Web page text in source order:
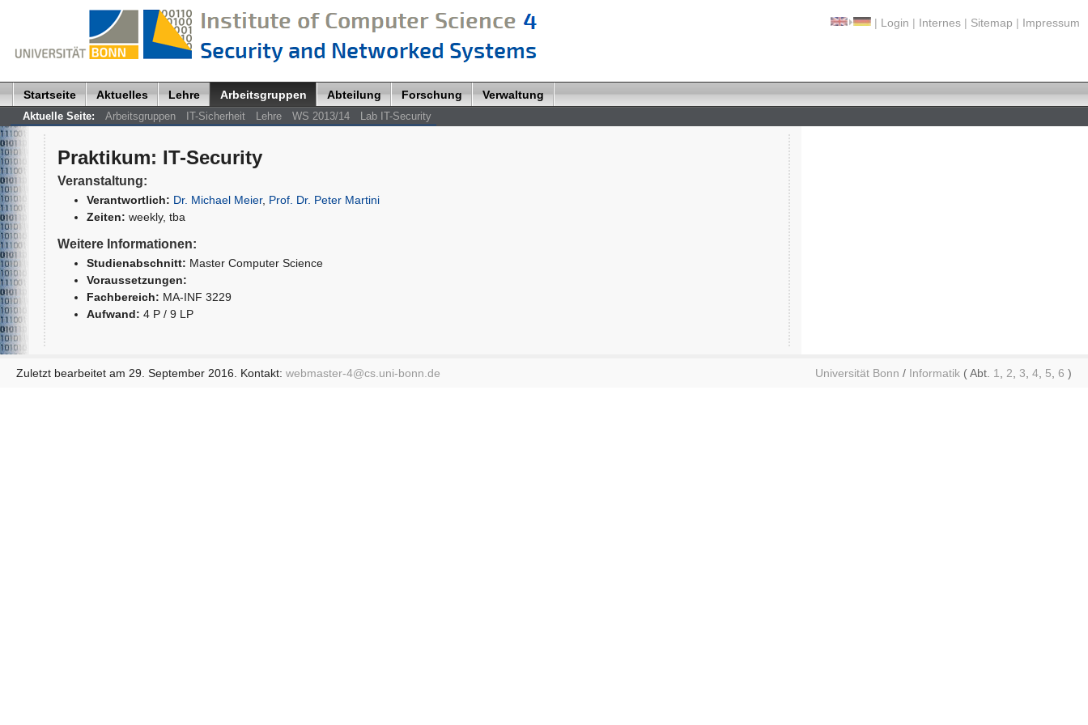
| Login | Internes | Sitemap | Impressum
Startseite Aktuelles Lehre Arbeitsgruppen Abteilung Forschung Verwaltung
Aktuelle Seite: Arbeitsgruppen IT-Sicherheit Lehre WS 2013/14 Lab IT-Security
Praktikum: IT-Security
Veranstaltung:
Verantwortlich: Dr. Michael Meier, Prof. Dr. Peter Martini
Zeiten: weekly, tba
Weitere Informationen:
Studienabschnitt: Master Computer Science
Voraussetzungen:
Fachbereich: MA-INF 3229
Aufwand: 4 P / 9 LP
Zuletzt bearbeitet am 29. September 2016. Kontakt: webmaster-4@cs.uni-bonn.de Universität Bonn / Informatik ( Abt. 1 2 3 4 5 6 )